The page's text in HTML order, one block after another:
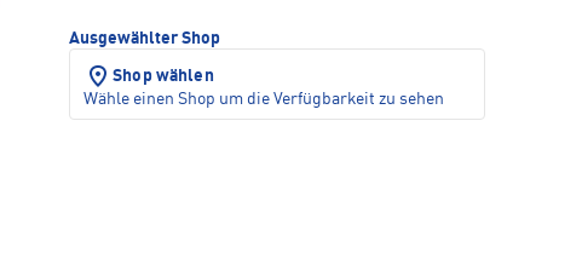
Ausgewählter Shop
Shop wählen
Wähle einen Shop um die Verfügbarkeit zu sehen